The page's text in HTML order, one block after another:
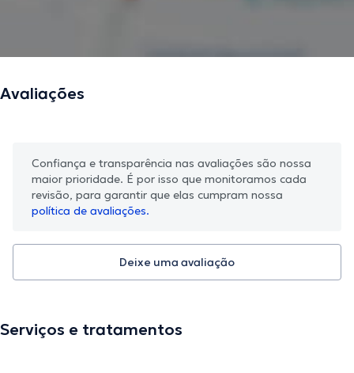
Avaliações
Confiança e transparência nas avaliações são nossa
maior prioridade. É por isso que monitoramos cada
revisão, para garantir que elas cumpram nossa
política de avaliações.
Deixe uma avaliação
Serviços e tratamentos